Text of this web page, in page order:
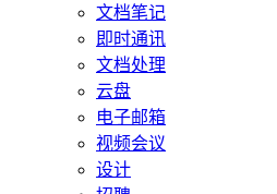
文档笔记
即时通讯
文档处理
云盘
电子邮箱
视频会议
设计